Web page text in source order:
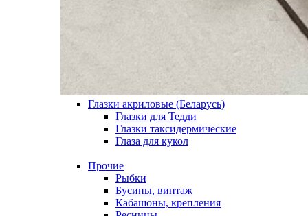
Глазки акриловые (Беларусь)
Глазки для Тедди
Глазки таксидермические
Глаза для кукол
Прочие
Рыбки
Бусины, винтаж
Кабашоны, крепления